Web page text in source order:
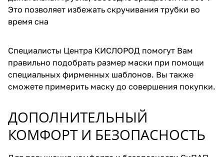
Это позволяет избежать скручивания трубки во
время сна
Специалисты Центра КИСЛОРОД помогут Вам
правильно подобрать размер маски при помощи
специальных фирменных шаблонов. Вы также
сможете примерить маску до совершения покупки.
ДОПОЛНИТЕЛЬНЫЙ
КОМФОРТ И БЕЗОПАСНОСТЬ